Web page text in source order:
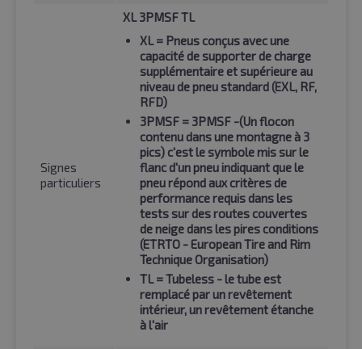
Signes
particuliers
XL 3PMSF TL
XL= Pneus conçus avec une
capacité de supporter de charge
supplémentaire et supérieure au
niveau de pneu standard (EXL, RF,
RFD)
3PMSF = 3PMSF -(Un flocon
contenu dans une montagne à 3
pics) c'est le symbole mis sur le
flanc d'un pneu indiquant que le
pneu répond aux critères de
performance requis dans les
tests sur des routes couvertes
de neige dans les pires conditions
(ETRTO - European Tire and Rim
Technique Organisation)
TL= Tubeless - le tube est
remplacé par un revêtement
intérieur, un revêtement étanche
à l'air